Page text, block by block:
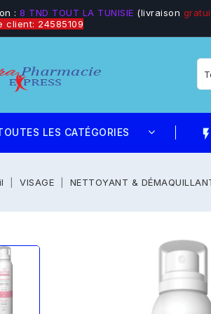
: 8 TND TOUT LA TUNISIE (livraison
client: 24585109
LES CATÉGORIES flash_on
VISAGE NETTOYANT &